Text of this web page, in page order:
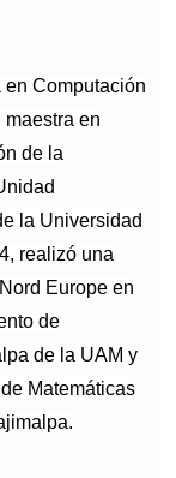
en Computación
en
de la
la Universidad
realizó una
Europe en
de
de la UAM y
Matemáticas